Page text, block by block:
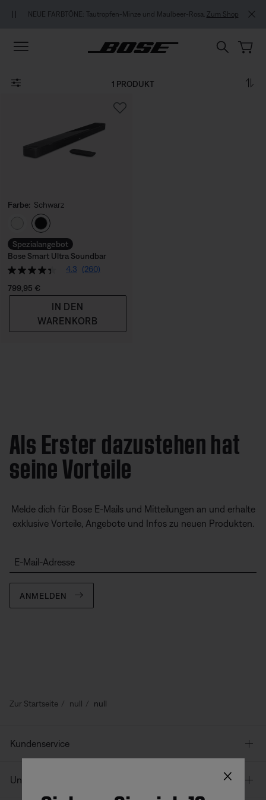
NEUE FARBTÖNE: Tautropfen-Minze und Maulbeer-Rosa. Zum Shop
1 PRODUKT
Farbe: Schwarz
Farbe auswählen
Spezialangebot
Bose Smart Ultra Soundbar
4.3
(260)
Preis:
799,95 €
IN DEN
WARENKORB
Als Erster dazustehen hat
seine Vorteile
Melde dich für Bose E-Mails und Mitteilungen an und erhalte
exklusive Vorteile, Angebote und Infos zu neuen Produkten.
E-Mail-Adresse
ANMELDEN
Zur Startseite null null
Kundenservice
Unser Unternehmen ×